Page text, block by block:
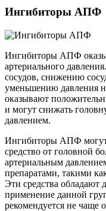
Ингибиторы АПФ
Ингибиторы АПФ
артериального
сосудов, снижению
уменьшению давления
оказывают
и могут снижать
давлением.
Ингибиторы АПФ могут
средство от головной
артериальным
препаратами, такими
Эти средства обладают
применение данной
рекомендуется не чаще